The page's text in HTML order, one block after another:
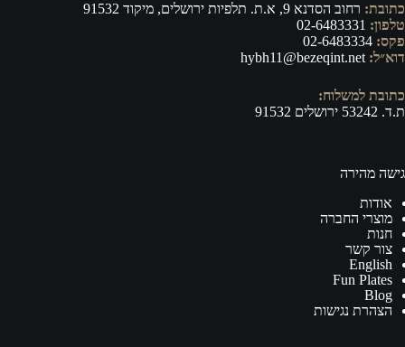
כתובת: רחוב הסדנא 9, א.ת. תלפיות ירושלים, מיקוד 91532
טלפון: 02-6483331
פקס:
דוא״ל: hybh11@bezeqint.net
כתובת למשלוח:
ת.ד. 53242 ירושלים 91532
גישה מהירה
אודות
מוצרי החברה
חנות
צור קשר
English
Fun Plates
Blog
הצהרת נגישות